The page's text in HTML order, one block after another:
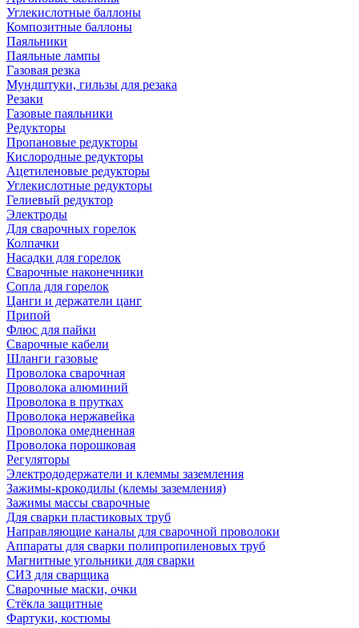
Углекислотные баллоны
Композитные баллоны
Паяльники
Паяльные лампы
Газовая резка
Мундштуки, гильзы для резака
Резаки
Газовые паяльники
Редукторы
Пропановые редукторы
Кислородные редукторы
Ацетиленовые редукторы
Углекислотные редукторы
Гелиевый редуктор
Электроды
Для сварочных горелок
Колпачки
Насадки для горелок
Сварочные наконечники
Сопла для горелок
Цанги и держатели цанг
Припой
Флюс для пайки
Сварочные кабели
Шланги газовые
Проволока сварочная
Проволока алюминий
Проволока в прутках
Проволока нержавейка
Проволока омедненная
Проволока порошковая
Регуляторы
Электрододержатели и клеммы заземления
Зажимы-крокодилы (клемы заземления)
Зажимы массы сварочные
Для сварки пластиковых труб
Направляющие каналы для сварочной проволоки
Аппараты для сварки полипропиленовых труб
Магнитные угольники для сварки
СИЗ для сварщика
Сварочные маски, очки
Стёкла защитные
Фартуки, костюмы